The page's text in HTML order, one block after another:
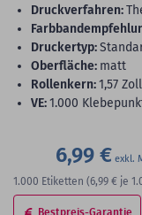
Druckverfahren:
Druckertyp:
Oberfläche: matt
Rollenkern:1,57
VE:1.000
6,99 €
1.000 Etiketten (6,99 € je
Bestpreis-Garantie